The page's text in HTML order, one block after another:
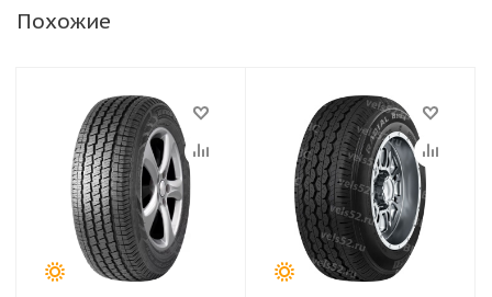
Похожие